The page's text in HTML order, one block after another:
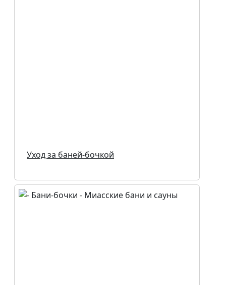
Уход за баней-бочкой